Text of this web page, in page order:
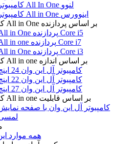
کامپیوتر All In One لنوو
کامپیوتر All in One اینوورس
کامپیوتر All in One بر اساس پردازنده
All in One پردازنده Core i5
All in one پردازنده Core i7
All in One پردازنده Core i3
کامپیوتر All in one بر اساس اندازه
کامپیوتر آل این وان 24 اینچ
کامپیوتر آل این وان 22 اینچ
کامپیوتر آل این وان 27 اینچ
کامپیوتر All in one بر اساس قابلیت
کامپیوتر آل این وان با صفحه
همه موارد